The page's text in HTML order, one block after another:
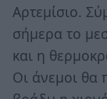
Αρτεμίσιο.
σήμερα το
και η
Οι άνεμοι θα